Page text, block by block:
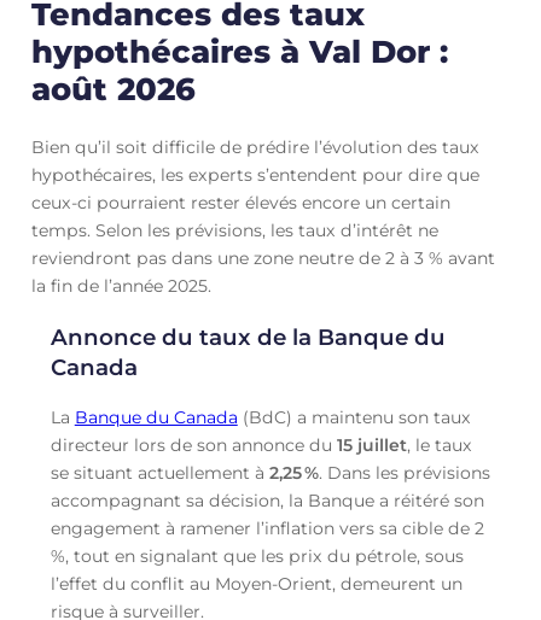
Tendances des taux
hypothécaires à Val Dor :
août 2026
Bien qu’il soit difficile de prédire l’évolution des taux
hypothécaires, les experts s’entendent pour dire que
ceux-ci pourraient rester élevés encore un certain
temps. Selon les prévisions, les taux d’intérêt ne
reviendront pas dans une zone neutre de 2 à 3 % avant
la fin de l’année 2025.
Annonce du taux de la Banque du
Canada
La Banque du Canada (BdC) a maintenu son taux
directeur lors de son annonce du 15 juillet, le taux
se situant actuellement à 2,25%. Dans les prévisions
accompagnant sa décision, la Banque a réitéré son
engagement à ramener l’inflation vers sa cible de 2
%, tout en signalant que les prix du pétrole, sous
l’effet du conflit au Moyen-Orient, demeurent un
risque à surveiller.